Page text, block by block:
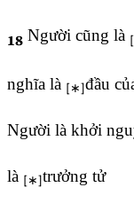
18 Người cũng là
nghĩa là đầu
Người là khởi
là trưởng tử